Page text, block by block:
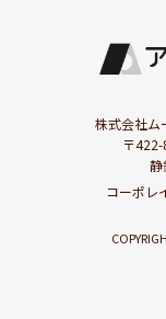
株式会社ム
〒
静
コーポレ